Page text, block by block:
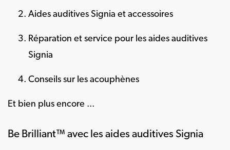
Aides auditives Signia et accessoires
Réparation et service pour les aides auditives
Signia
Conseils sur les acouphènes
Et bien plus encore ...
Be Brilliant™ avec les aides auditives Signia